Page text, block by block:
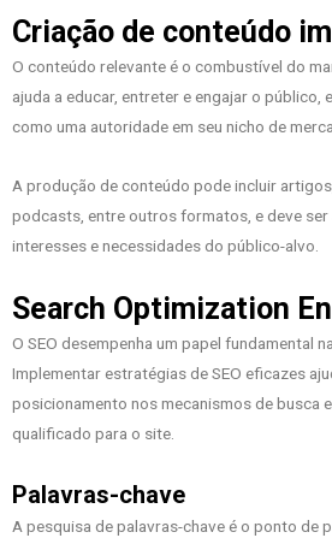
Criação de conteúdo
O conteúdo relevante é o combustível do
ajuda a educar, entreter e engajar o público,
como uma autoridade em seu nicho de
A produção de conteúdo pode incluir
podcasts, entre outros formatos, e deve
interesses e necessidades do público-alvo.
Search Optimization
O SEO desempenha um papel fundamental
Implementar estratégias de SEO eficazes
posicionamento nos mecanismos de busca
qualificado para o site.
Palavras-chave
A pesquisa de palavras-chave é o ponto de